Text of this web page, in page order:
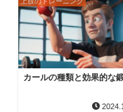
カールの種類と効果的な